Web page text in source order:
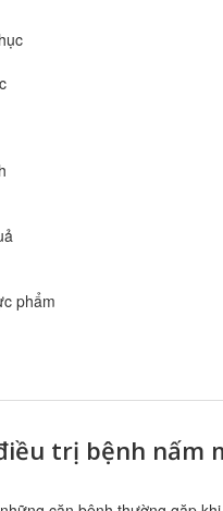
phẩm
trị bệnh nấm